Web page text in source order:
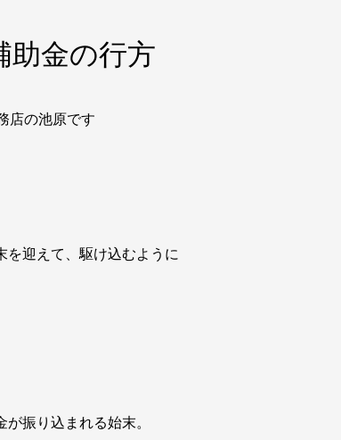
金の行方
店の池原です
迎えて、駆け込むように
振り込まれる始末。